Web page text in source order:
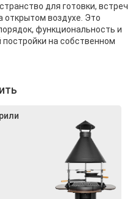
для готовки, встреч
открытом воздухе. Это
функциональность и
на собственном